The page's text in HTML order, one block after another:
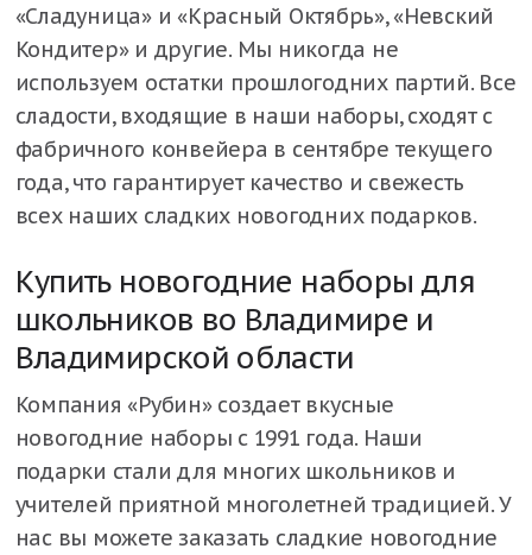
«Сладуница» и «Красный Октябрь», «Невский
Кондитер» и другие. Мы никогда не
используем остатки прошлогодних партий. Все
сладости, входящие в наши наборы, сходят с
фабричного конвейера в сентябре текущего
года, что гарантирует качество и свежесть
всех наших сладких новогодних подарков.
Купить новогодние наборы для
школьников во Владимире и
Владимирской области
Компания «Рубин» создает вкусные
новогодние наборы с 1991 года. Наши
подарки стали для многих школьников и
учителей приятной многолетней традицией. У
нас вы можете заказать сладкие новогодние